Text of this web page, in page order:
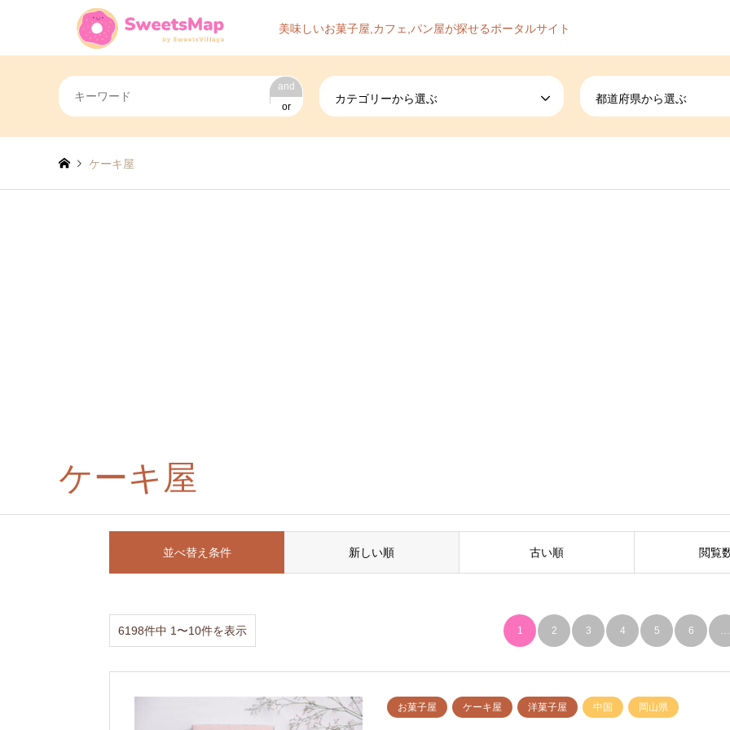
美味しいお菓子屋,カフェ,パン屋が探せるポータルサイト
and
or
カテゴリーから選ぶ 都道府県から選ぶ
ケーキ屋
ケーキ屋
並べ替え条件 新しい順 古い順 閲覧
6198件中 1〜10件を表示 1 2 3 4 5 6 …
お菓子屋 ケーキ屋 洋菓子屋 中国 岡山県